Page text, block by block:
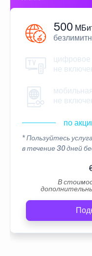
500
цифровое
не
не
по
* Пользуйтесь
в течение 30 дней
В